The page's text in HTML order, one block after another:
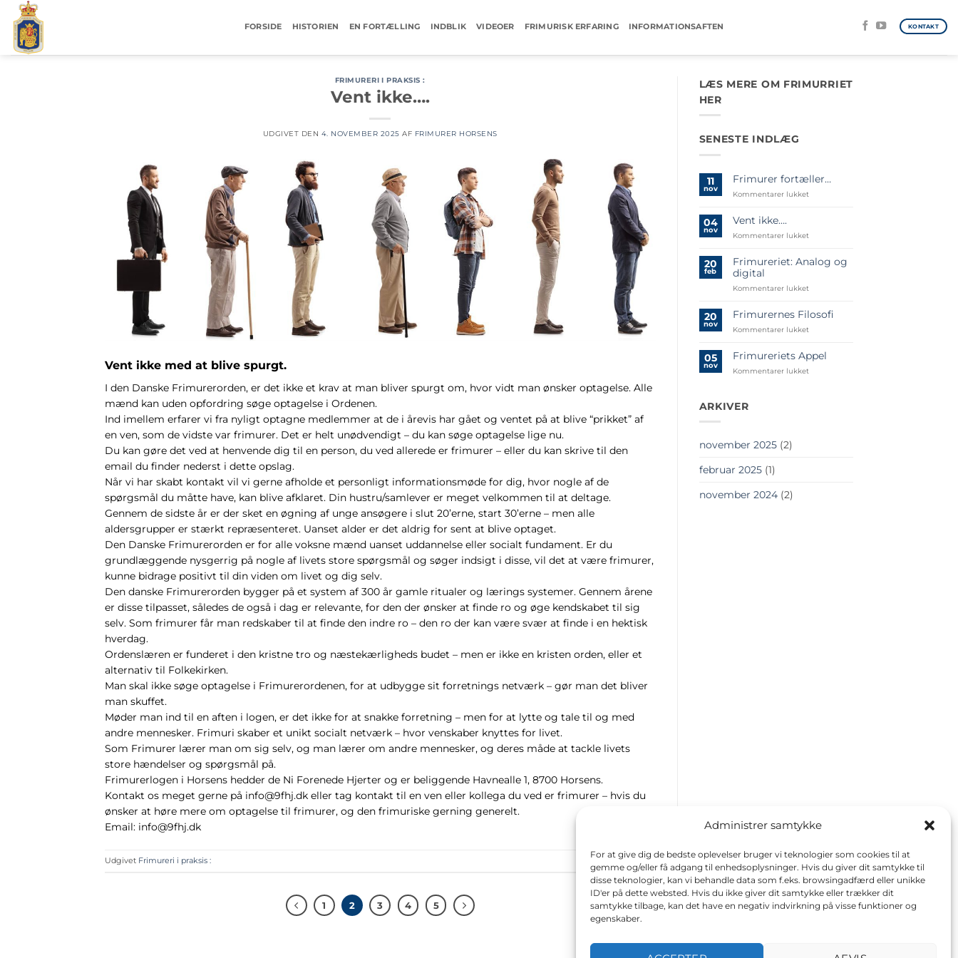
Administrer samtykke
For at give dig de bedste oplevelser bruger vi teknologier som cookies til at
gemme og/eller få adgang til enhedsoplysninger. Hvis du giver dit samtykke til
disse teknologier, kan vi behandle data som f.eks. browsingadfærd eller unikke
ID'er på dette websted. Hvis du ikke giver dit samtykke eller trækker dit
samtykke tilbage, kan det have en negativ indvirkning på visse funktioner og
egenskaber.
Fortsæt
indhold
FORSIDE HISTORIEN EN FORTÆLLING INDBLIK VIDEOER FRIMURISK ERFARING INFORMATIONSAFTEN KONTAKT
FRIMURERI I PRAKSIS :
Vent ikke….
UDGIVET DEN 4. NOVEMBER 2025 AF FRIMURER HORSENS
Vent ikke med at blive spurgt.
I den Danske Frimurerorden, er det ikke et krav at man bliver spurgt om, hvor vidt man ønsker optagelse. Alle
mænd kan uden opfordring søge optagelse i Ordenen.
Ind imellem erfarer vi fra nyligt optagne medlemmer at de i årevis har gået og ventet på at blive “prikket” af
en ven, som de vidste var frimurer. Det er helt unødvendigt – du kan søge optagelse lige nu.
Du kan gøre det ved at henvende dig til en person, du ved allerede er frimurer – eller du kan skrive til den
email du finder nederst i dette opslag.
Når vi har skabt kontakt vil vi gerne afholde et personligt informationsmøde for dig, hvor nogle af de
spørgsmål du måtte have, kan blive afklaret. Din hustru/samlever er meget velkommen til at deltage.
Gennem de sidste år er der sket en øgning af unge ansøgere i slut 20’erne, start 30’erne – men alle
aldersgrupper er stærkt repræsenteret. Uanset alder er det aldrig for sent at blive optaget.
Den Danske Frimurerorden er for alle voksne mænd uanset uddannelse eller socialt fundament. Er du
grundlæggende nysgerrig på nogle af livets store spørgsmål og søger indsigt i disse, vil det at være frimurer,
kunne bidrage positivt til din viden om livet og dig selv.
Den danske Frimurerorden bygger på et system af 300 år gamle ritualer og lærings systemer. Gennem årene
er disse tilpasset, således de også i dag er relevante, for den der ønsker at finde ro og øge kendskabet til sig
selv. Som frimurer får man redskaber til at finde den indre ro – den ro der kan være svær at finde i en hektisk
hverdag.
Ordenslæren er funderet i den kristne tro og næstekærligheds budet – men er ikke en kristen orden, eller et
alternativ til Folkekirken.
Man skal ikke søge optagelse i Frimurerordenen, for at udbygge sit forretnings netværk – gør man det bliver
man skuffet.
Møder man ind til en aften i logen, er det ikke for at snakke forretning – men for at lytte og tale til og med
andre mennesker. Frimuri skaber et unikt socialt netværk – hvor venskaber knyttes for livet.
Som Frimurer lærer man om sig selv, og man lærer om andre mennesker, og deres måde at tackle livets
store hændelser og spørgsmål på.
Frimurerlogen i Horsens hedder de Ni Forenede Hjerter og er beliggende Havnealle 1, 8700 Horsens.
Kontakt os meget gerne på info@9fhj.dk eller tag kontakt til en ven eller kollega du ved er frimurer – hvis du
ønsker at høre mere om optagelse til frimurer, og den frimuriske gerning generelt.
Email: info@9fhj.dk
Udgivet Frimureri i praksis :
1 2 3 4 5
LÆS MERE OM FRIMURRIET
HER
SENESTE INDLÆG
11
nov
Frimurer fortæller…
Kommentarer lukkettil
04
nov
Vent ikke….
Kommentarer lukkettil
ikke….
20
feb
Frimureriet: Analog og
digital
Kommentarer lukkettil
Analog
og
digital
20
nov
Frimurernes Filosofi
Kommentarer lukkettil
Filosofi
05
nov
Frimureriets Appel
Kommentarer lukkettil
ARKIVER
november 2025(2)
februar 2025(1)
november 2024(2)